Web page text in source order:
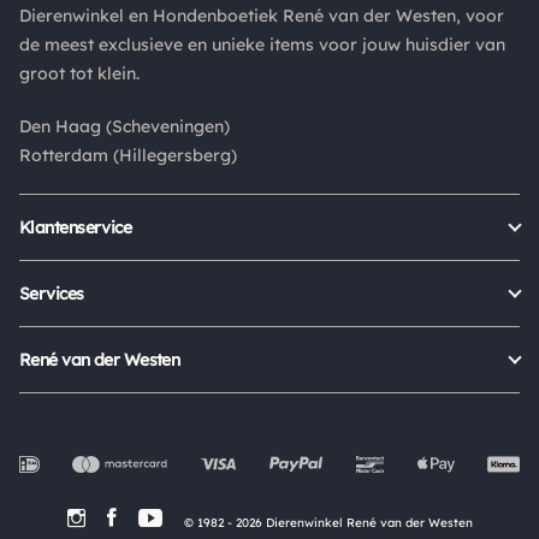
Is een product dat je besteld hebt niet naar wens? Dan kan je
het product altijd retourneren binnen 14 dagen. De
retourkosten bedragen € 6.75 en zijn voor eigen rekening.
pakketten die bij een pakketpunt worden geleverd halen wij
niet af.
Dierenwinkel en Hondenboetiek René van der Westen, voor
de meest exclusieve en unieke items voor jouw huisdier van
groot tot klein.
Den Haag (Scheveningen)
Rotterdam (Hillegersberg)
Klantenservice
Status bestelling
Mijn account
Services
René van der Westen
Werken bij
In de Media
© 1982 - 2026 Dierenwinkel René van der Westen